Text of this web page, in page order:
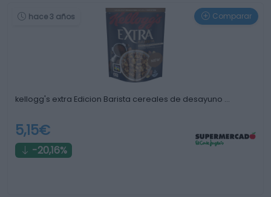
hace 3 años Comparar
kellogg's extra Edicion Barista cereales de desayuno …
5,15€
-20,16%